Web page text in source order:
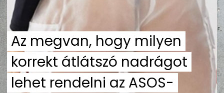
ADATKEZELÉSI TÁJÉKOZTATÓ
Az megvan, hogy milyen
korrekt átlátszó nadrágot
lehet rendelni az ASOS-